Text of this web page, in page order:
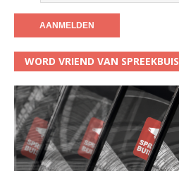
WORD VRIEND VAN SPREEKBUIS